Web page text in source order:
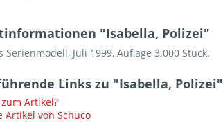
"Isabella, Polizei"
Serienmodell, Juli 1999, Auflage 3.000 Stück.
Links zu "Isabella, Polizei"
Artikel?
Artikel von Schuco